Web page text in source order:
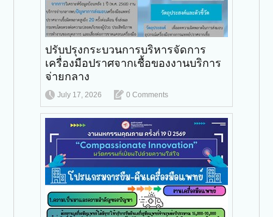
ปรับปรุงกระบวนการบริหารจัดการ
เครื่องมือปราศจากเชื้อของงานบริการ
จ่ายกลาง
July 17, 2026 0 Comments